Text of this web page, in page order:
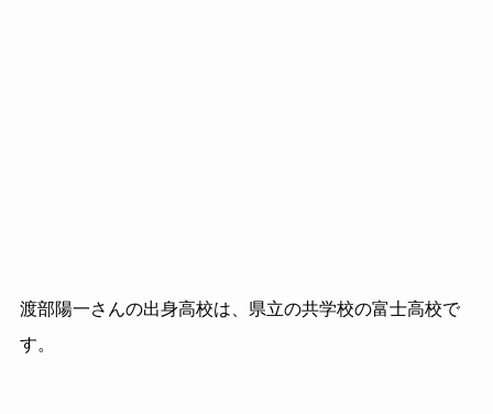
渡部陽一さんの出身高校は、県立の共学校の富士高校で
す。